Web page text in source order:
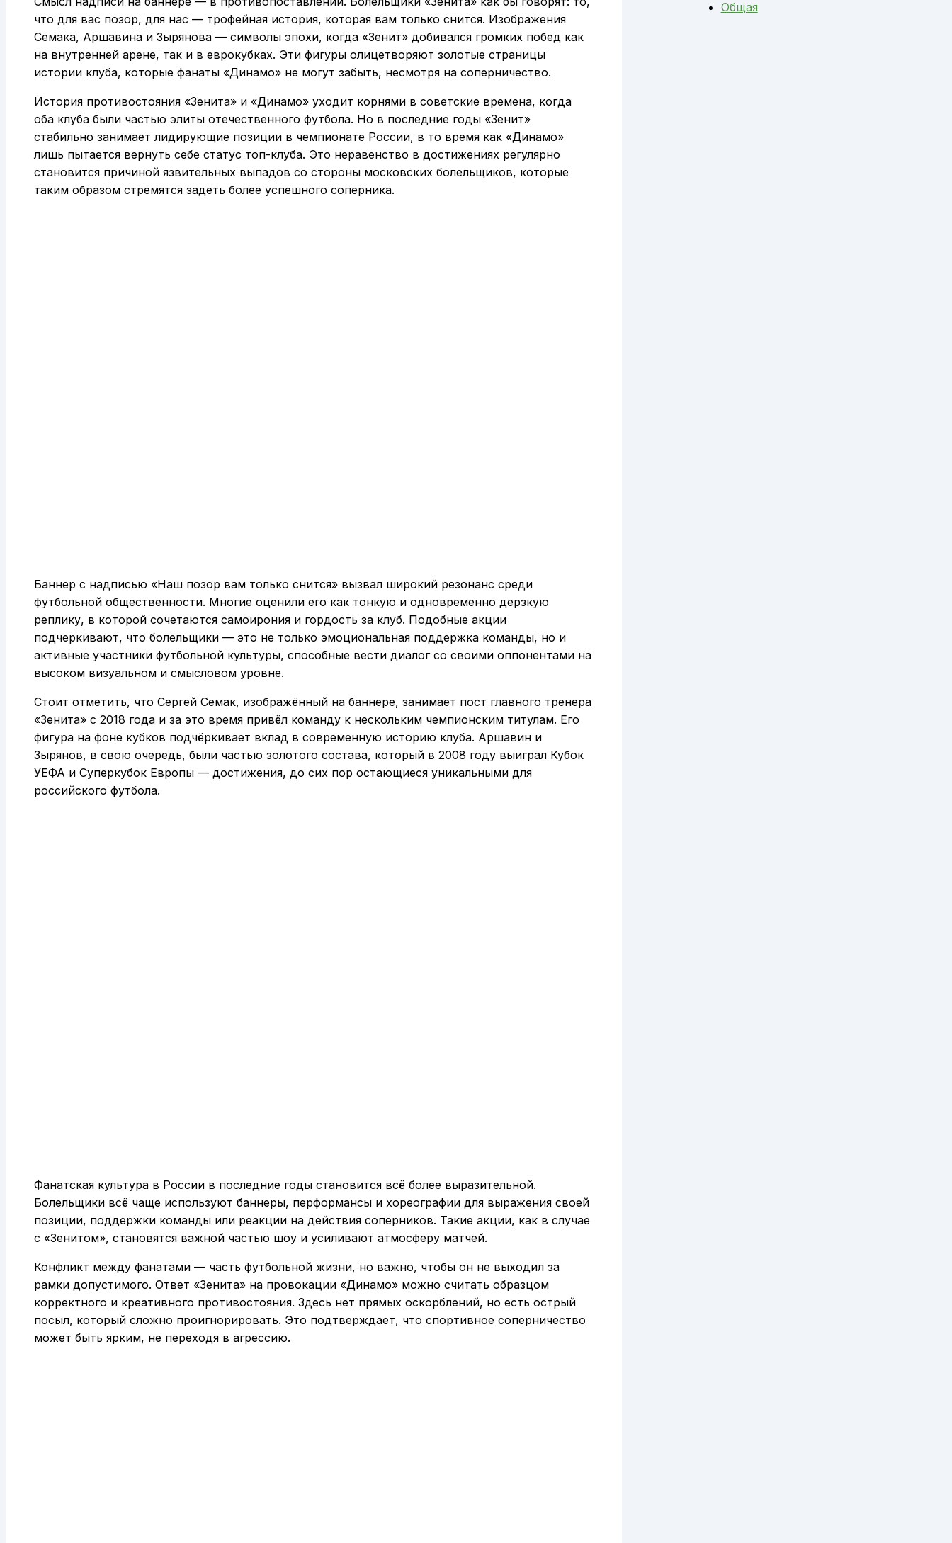
что для вас позор, для нас — трофейная история, которая вам только снится. Изображения
Семака, Аршавина и Зырянова — символы эпохи, когда «Зенит» добивался громких побед как
на внутренней арене, так и в еврокубках. Эти фигуры олицетворяют золотые страницы
истории клуба, которые фанаты «Динамо» не могут забыть, несмотря на соперничество.
История противостояния «Зенита» и «Динамо» уходит корнями в советские времена, когда
оба клуба были частью элиты отечественного футбола. Но в последние годы «Зенит»
стабильно занимает лидирующие позиции в чемпионате России, в то время как «Динамо»
лишь пытается вернуть себе статус топ-клуба. Это неравенство в достижениях регулярно
становится причиной язвительных выпадов со стороны московских болельщиков, которые
таким образом стремятся задеть более успешного соперника.
Баннер с надписью «Наш позор вам только снится» вызвал широкий резонанс среди
футбольной общественности. Многие оценили его как тонкую и одновременно дерзкую
реплику, в которой сочетаются самоирония и гордость за клуб. Подобные акции
подчеркивают, что болельщики — это не только эмоциональная поддержка команды, но и
активные участники футбольной культуры, способные вести диалог со своими оппонентами на
высоком визуальном и смысловом уровне.
Стоит отметить, что Сергей Семак, изображённый на баннере, занимает пост главного тренера
«Зенита» с 2018 года и за это время привёл команду к нескольким чемпионским титулам. Его
фигура на фоне кубков подчёркивает вклад в современную историю клуба. Аршавин и
Зырянов, в свою очередь, были частью золотого состава, который в 2008 году выиграл Кубок
УЕФА и Суперкубок Европы — достижения, до сих пор остающиеся уникальными для
российского футбола.
Фанатская культура в России в последние годы становится всё более выразительной.
Болельщики всё чаще используют баннеры, перформансы и хореографии для выражения своей
позиции, поддержки команды или реакции на действия соперников. Такие акции, как в случае
с «Зенитом», становятся важной частью шоу и усиливают атмосферу матчей.
Конфликт между фанатами — часть футбольной жизни, но важно, чтобы он не выходил за
рамки допустимого. Ответ «Зенита» на провокации «Динамо» можно считать образцом
корректного и креативного противостояния. Здесь нет прямых оскорблений, но есть острый
посыл, который сложно проигнорировать. Это подтверждает, что спортивное соперничество
может быть ярким, не переходя в агрессию.
Общая